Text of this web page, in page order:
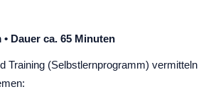
Dauer ca. 65 Minuten
Training (Selbstlernprogramm) vermitteln